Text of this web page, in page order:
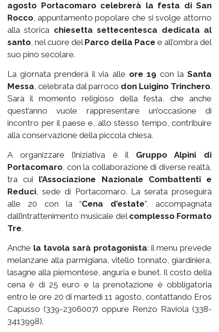
agosto Portacomaro celebrerà la festa di San
Rocco, appuntamento popolare che si svolge attorno
alla storica chiesetta settecentesca dedicata al
santo, nel cuore del Parco della Pace e all’ombra del
suo pino secolare.
La giornata prenderà il via alle ore 19 con laSanta
Messa, celebrata dal parroco don Luigino Trinchero.
Sarà il momento religioso della festa, che anche
quest’anno vuole rappresentare un’occasione di
incontro per il paese e, allo stesso tempo, contribuire
alla conservazione della piccola chiesa.
A organizzare l’iniziativa è il Gruppo Alpini di
Portacomaro, con la collaborazione di diverse realtà,
tra cui l’Associazione Nazionale Combattenti e
Reduci, sede di Portacomaro. La serata proseguirà
alle 20 con la “Cena d’estate”, accompagnata
dall’intrattenimento musicale del complesso Formato
Tre.
Anche la tavola sarà protagonista: il menu prevede
melanzane alla parmigiana, vitello tonnato, giardiniera,
lasagne alla piemontese, anguria e bunet. Il costo della
cena è di 25 euro e la prenotazione è obbligatoria
entro le ore 20 di martedì 11 agosto, contattando Eros
Capusso (339-2306007) oppure Renzo Raviola (338-
3413998).